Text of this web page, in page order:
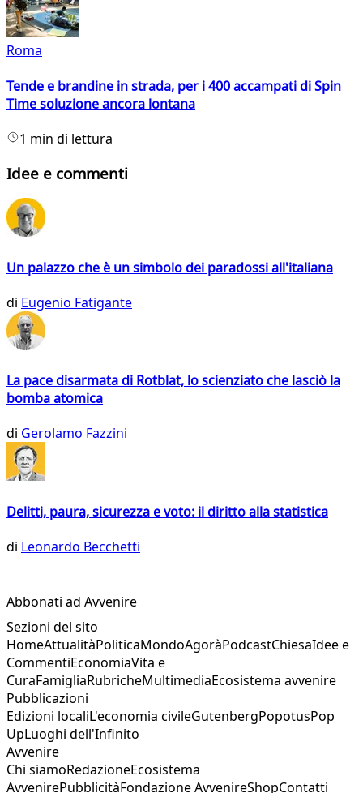
Roma
Tende e brandine in strada, per i 400 accampati di Spin
Time soluzione ancora lontana
1 min di lettura
Idee e commenti
Un palazzo che è un simbolo dei paradossi all'italiana
di Eugenio Fatigante
La pace disarmata di Rotblat, lo scienziato che lasciò la
bomba atomica
di Gerolamo Fazzini
Delitti, paura, sicurezza e voto: il diritto alla statistica
di Leonardo Becchetti
Abbonati ad Avvenire
Sezioni del sito
HomeAttualitàPoliticaMondoAgoràPodcastChiesaIdee e
CommentiEconomiaVita e
CuraFamigliaRubricheMultimediaEcosistema avvenire
Pubblicazioni
Edizioni localiL'economia civileGutenbergPopotusPop
UpLuoghi dell'Infinito
Avvenire
Chi siamoRedazioneEcosistema
AvvenirePubblicitàFondazione AvvenireShopContatti